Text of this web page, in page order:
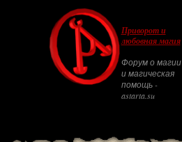
Приворот и
любовная магия
Форум о магии
и магическая
помощь -
astarta.su